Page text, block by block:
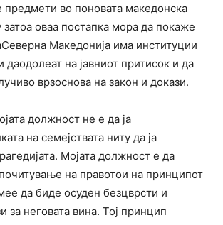
предмети во поновата македонска
затоа оваа постапка мора да покаже
Македонија има институции
даодолеат на јавниот притисок и да
врзоснова на закон и докази.
должност не е да ја
на семејствата ниту да ја
Мојата должност е да
на правотои на принципот
да биде осуден безцврсти и
за неговата вина. Тој принцип